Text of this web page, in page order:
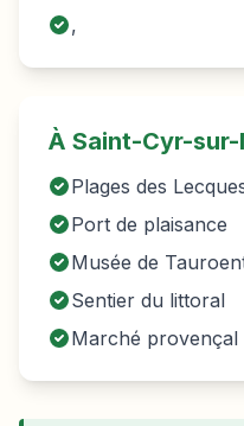
,
À Saint-Cyr-
Plages des
Port de plaisance
Musée de
Sentier du littoral
Marché provençal